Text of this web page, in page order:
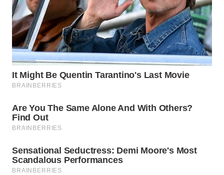
PAKPAK
WN
KARAWANG
BEKASI
WN
BOGOR
DEPOK